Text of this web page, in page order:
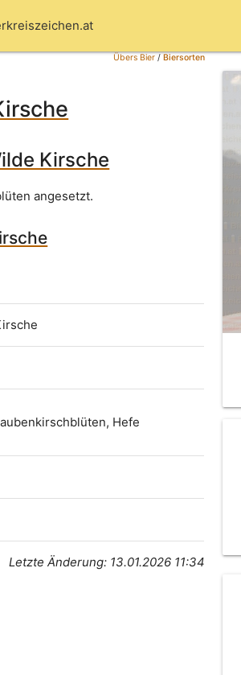
Übers Bier/Biersorten
Kirsche
angesetzt.
Hefe
Letzte Änderung: 13.01.2026 11:34